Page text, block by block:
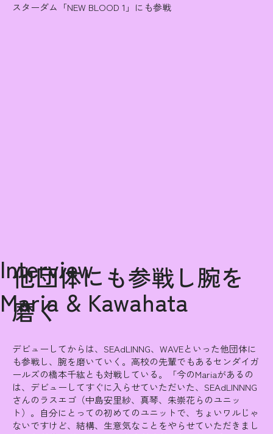
スターダム「NEW BLOOD 1」にも参戦
Interview
Maria & Kawahata
他団体にも参戦し腕を
磨く
デビューしてからは、SEAdLINNG、WAVEといった他団体に
も参戦し、腕を磨いていく。高校の先輩でもあるセンダイガ
ールズの橋本千紘とも対戦している。「今のMariaがあるの
は、デビューしてすぐに入らせていただいた、SEAdLINNNG
さんのラスエゴ（中島安里紗、真琴、朱崇花らのユニッ
ト）。自分にとっての初めてのユニットで、ちょいワルじゃ
ないですけど、結構、生意気なことをやらせていただきまし